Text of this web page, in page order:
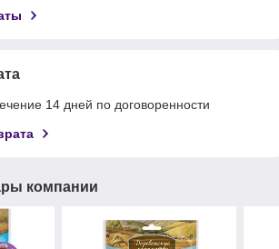
14 дней по договоренности
компании